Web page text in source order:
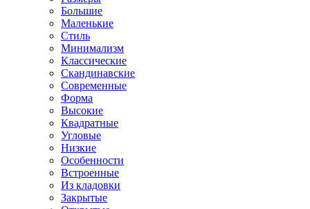
Большие
Маленькие
Стиль
Минимализм
Классические
Скандинавские
Современные
Форма
Высокие
Квадратные
Угловые
Низкие
Особенности
Встроенные
Из кладовки
Закрытые